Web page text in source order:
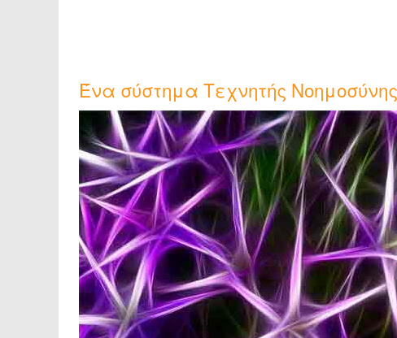
Ένα σύστημα Τεχνητής